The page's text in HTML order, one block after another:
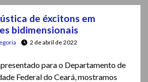
de éxcitons em
bidimensionais
2 de abril de 2022
para o Departamento de
Federal do Ceará, mostramos